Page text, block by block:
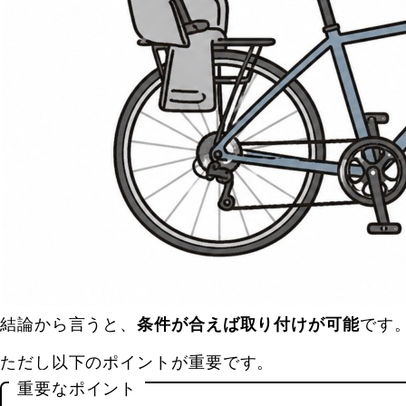
結論から言うと、条件が合えば取り付けが可能です
ただし以下のポイントが重要です。
重要なポイント